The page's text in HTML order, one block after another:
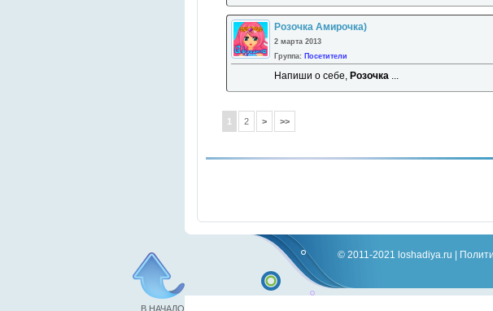
Розочка Амирочка)
2 марта 2013
Группа: Посетители
Напиши о себе, Розочка
1 2 > >>
В НАЧАЛО
© 2011-2021 loshadiya.ru |